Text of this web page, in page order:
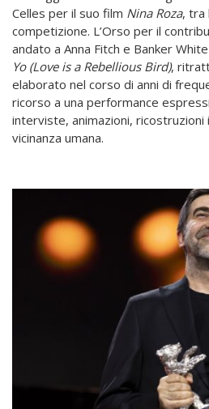
Celles per il suo film Nina Roza, tra
competizione. L’Orso per il
andato a Anna Fitch e Banker
Yo (Love is a Rebellious Bird),
elaborato nel corso di anni di
ricorso a una performance
interviste, animazioni, ricostruzioni
vicinanza umana.